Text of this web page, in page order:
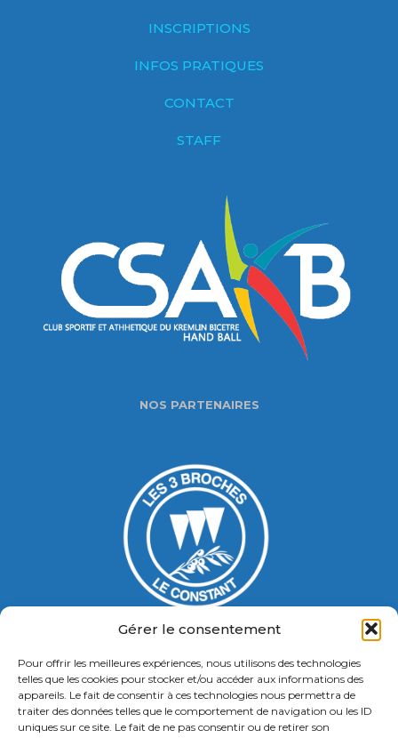
Gérer le consentement
Pour offrir les meilleures expériences, nous utilisons des technologies
telles que les cookies pour stocker et/ou accéder aux informations des
appareils. Le fait de consentir à ces technologies nous permettra de
traiter des données telles que le comportement de navigation ou les ID
uniques sur ce site. Le fait de ne pas consentir ou de retirer son
INSCRIPTIONS
INFOS PRATIQUES
CONTACT
STAFF
NOS PARTENAIRES
Gymnase Jacques Ducasse
5 Bd Chastenet de Géry
Contact : 01 46 58 49 88